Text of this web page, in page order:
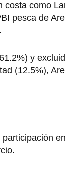
como
pesca de
y
(12.5%),